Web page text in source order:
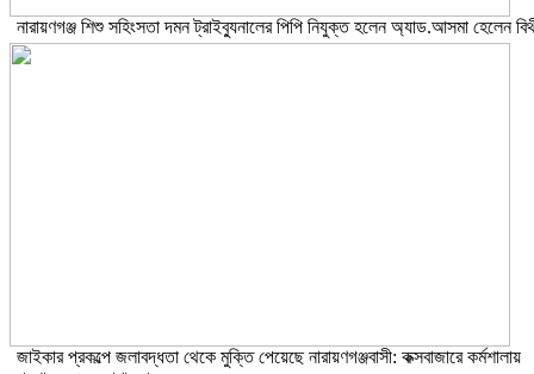
নারায়ণগঞ্জ শিশু সহিংসতা দমন ট্রাইব্যুনালের পিপি নিযুক্ত হলেন অ্যাড.আসমা হেলেন
জাইকার প্রকল্পে জলাবদ্ধতা থেকে মুক্তি পেয়েছে নারায়ণগঞ্জবাসী: কক্সবাজারে কর্মশালায়